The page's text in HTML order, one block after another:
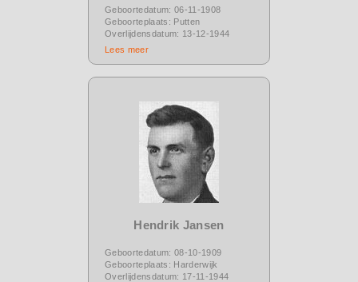
Geboortedatum: 06-11-1908
Geboorteplaats: Putten
Overlijdensdatum: 13-12-1944
Lees meer
Hendrik Jansen
Geboortedatum: 08-10-1909
Geboorteplaats: Harderwijk
Overlijdensdatum: 17-11-1944